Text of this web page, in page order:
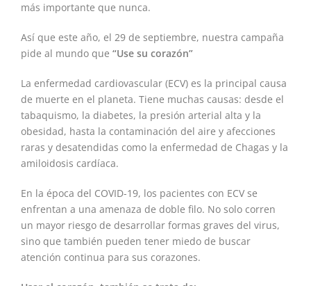
más importante que nunca.
Así que este año, el 29 de septiembre, nuestra campaña
pide al mundo que “Use su corazón”
La enfermedad cardiovascular (ECV) es la principal causa
de muerte en el planeta. Tiene muchas causas: desde el
tabaquismo, la diabetes, la presión arterial alta y la
obesidad, hasta la contaminación del aire y afecciones
raras y desatendidas como la enfermedad de Chagas y la
amiloidosis cardíaca.
En la época del COVID-19, los pacientes con ECV se
enfrentan a una amenaza de doble filo. No solo corren
un mayor riesgo de desarrollar formas graves del virus,
sino que también pueden tener miedo de buscar
atención continua para sus corazones.